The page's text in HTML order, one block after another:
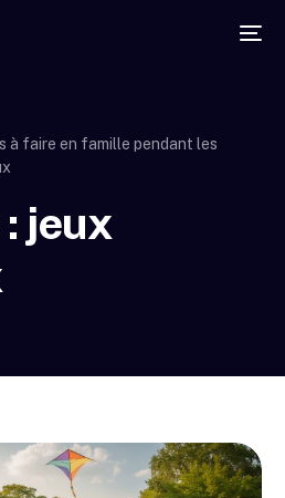
à faire en famille pendant les
jeux